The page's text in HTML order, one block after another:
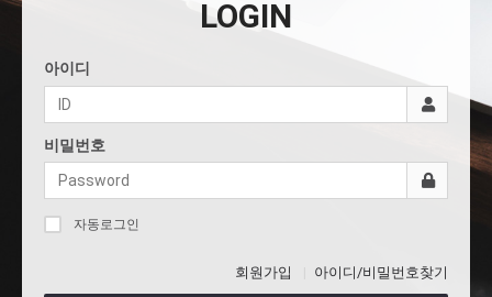
LOGIN
아이디
비밀번호
자동로그인
회원가입 아이디/비밀번호찾기